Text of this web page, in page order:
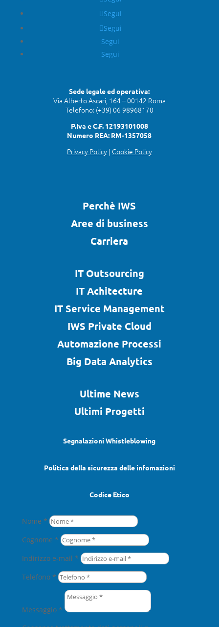
Segui
Segui
Segui
Segui
Sede legale ed operativa:
Via Alberto Ascari, 164 – 00142 Roma
Telefono: (+39) 06 98968170
P.Iva e C.F. 12193101008
Numero REA: RM-1357058
Privacy Policy| Cookie Policy
Perchè IWS
Aree di business
Carriera
IT Outsourcing
IT Achitecture
IT Service Management
IWS Private Cloud
Automazione Processi
Big Data Analytics
Ultime News
Ultimi Progetti
Segnalazioni Whistleblowing
Politica della sicurezza delle infomazioni
Codice Etico
Nome *
Cognome *
Indirizzo e-mail *
Telefono *
Messaggio *